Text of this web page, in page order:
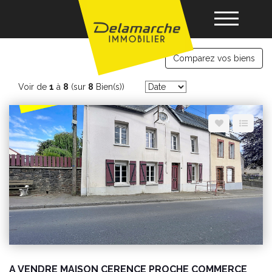
Louer
Vendre
Gérance
Nos agences
immobilier Cerences
Comparez vos biens
Voir de 1 à 8 (sur 8 Bien(s))
A VENDRE MAISON CERENCE PROCHE COMMERCE